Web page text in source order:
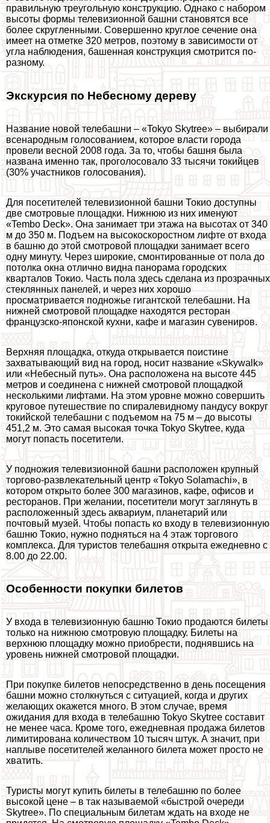
правильную треугольную конструкцию. Однако с набором
высоты формы телевизионной башни становятся все
более скругленными. Совершенно круглое сечение она
имеет на отметке 320 метров, поэтому в зависимости от
угла наблюдения, башенная конструкция смотрится по-
разному.
Экскурсия по Небесному дереву
Название новой телeбашни – «Tokyo Skytree» – выбирали
всенародным голосованием, которое власти города
провели весной 2008 года. За то, чтобы башня была
названа именно так, проголосовало 33 тысячи токийцев
(30% участников голосования).
Для посетителей телевизионной башни Токио доступны
две смотровые площадки. Нижнюю из них именуют
«Tembo Deck». Она занимает три этажа на высотах от 340
м до 350 м. Подъем на высокоскоростном лифте от входа
в башню до этой смотровой площадки занимает всего
одну минуту. Через широкие, смонтированные от пола до
потолка окна отлично видна панорама городских
кварталов Токио. Часть пола здесь сделана из прозрачных
стеклянных панелей, и через них хорошо
просматривается подножье гигантской телeбашни. На
нижней смотровой площадке находятся ресторан
французско-японской кухни, кафе и магазин сувениров.
Верхняя площадка, откуда открывается поистине
захватывающий вид на город, носит название «Skywalk»
или «Небесный путь». Она расположена на высоте 445
метров и соединена с нижней смотровой площадкой
несколькими лифтами. На этом уровне можно совершить
круговое путешествие по спиралевидному пандусу вокруг
токийской телeбашни с подъемом на 75 м – до высоты
451,2 м. Это самая высокая точка Tokyo Skytree, куда
могут попасть посетители.
У подножия телевизионной башни расположен крупный
торгово-развлекательный центр «Tokyo Solamachi», в
котором открыто более 300 магазинов, кафе, офисов и
ресторанов. При желании, посетители могут заглянуть в
расположенный здесь аквариум, планетарий или
почтовый музей. Чтобы попасть ко входу в телевизионную
башню Токио, нужно подняться на 4 этаж торгового
комплекса. Для туристов телeбашня открыта ежедневно с
8.00 до 22.00.
Особенности покупки билетов
У входа в телевизионную башню Токио продаются билеты
только на нижнюю смотровую площадку. Билеты на
верхнюю площадку можно приобрести, поднявшись на
уровень нижней смотровой площадки.
При покупке билетов непосредственно в день посещения
башни можно столкнуться с ситуацией, когда и других
желающих окажется много. В этом случае, время
ожидания для входа в телeбашню Tokyo Skytree составит
не менее часа. Кроме того, ежедневная продажа билетов
лимитирована количеством 10 тысяч штук. А значит, при
наплыве посетителей желанного билета может просто не
хватить.
Туристы могут купить билеты в телeбашню по более
высокой цене – в так называемой «быстрой очереди
Skytree». По специальным билетам ждать на входе не